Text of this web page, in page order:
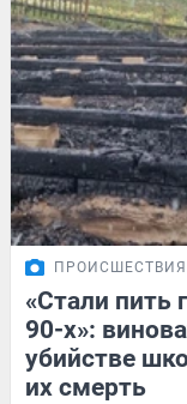
ПРОИСШЕСТВИЯ
«Стали пить
90-х»:
убийстве
их смерть